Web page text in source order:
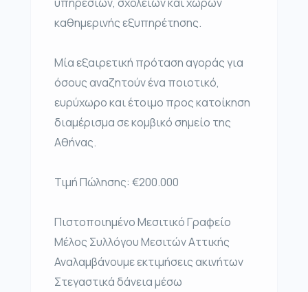
καθημερινής εξυπηρέτησης.
Μία εξαιρετική πρόταση αγοράς για
όσους αναζητούν ένα ποιοτικό,
ευρύχωρο και έτοιμο προς κατοίκηση
διαμέρισμα σε κομβικό σημείο της
Αθήνας.
Τιμή Πώλησης: €200.000
Πιστοποιημένο Μεσιτικό Γραφείο
Μέλος Συλλόγου Μεσιτών Αττικής
Αναλαμβάνουμε εκτιμήσεις ακινήτων
Στεγαστικά δάνεια μέσω